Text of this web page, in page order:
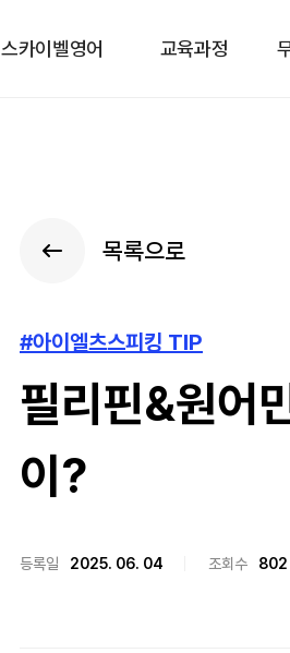
스카이벨영어 교육과정
목록으로
#아이엘츠스피킹 TIP
필리핀&원어
이?
등록일 2025. 06. 04 조회수 802